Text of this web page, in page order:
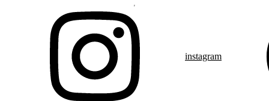
instagram